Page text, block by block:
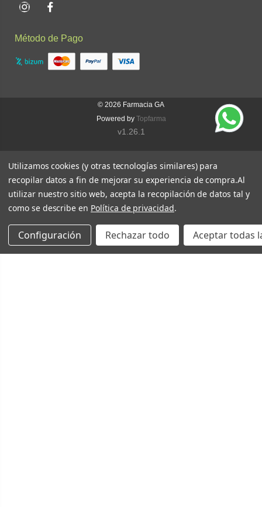
InstagramFacebook
Método de Pago
© 2026 Farmacia GA
Powered by Topfarma
v1.26.1
Utilizamos cookies (y otras tecnologías similares) para
recopilar datos a fin de mejorar su experiencia de compra.Al
utilizar nuestro sitio web, acepta la recopilación de datos tal y
como se describe en Política de privacidad.
Configuración Rechazar todo Aceptar todas